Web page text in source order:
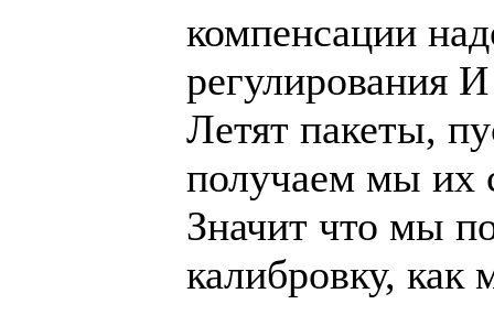
компенсации
регулирования
Летят пакеты,
получаем мы их
Значит что мы
калибровку,